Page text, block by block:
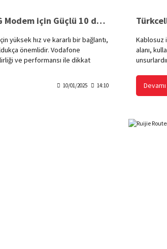
Vodafone SuperBox 4G Modem için Güçlü 10 dBi Yönlü Anten
yüksek hız ve kararlı bir bağlantı,
önemlidir. Vodafone
ve performansı ile dikkat
Bu gibi durumlarda, güçlü 10 dBi
artırarak sinyal gücünü ve
10/01/2025 14:10
Kablosuz
alanı,
azalma
anten,
Devamı